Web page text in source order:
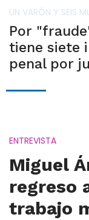
UN VARÓN Y SEIS
Por
tiene siete
penal por
ENTREVISTA
Miguel
regreso
trabajo